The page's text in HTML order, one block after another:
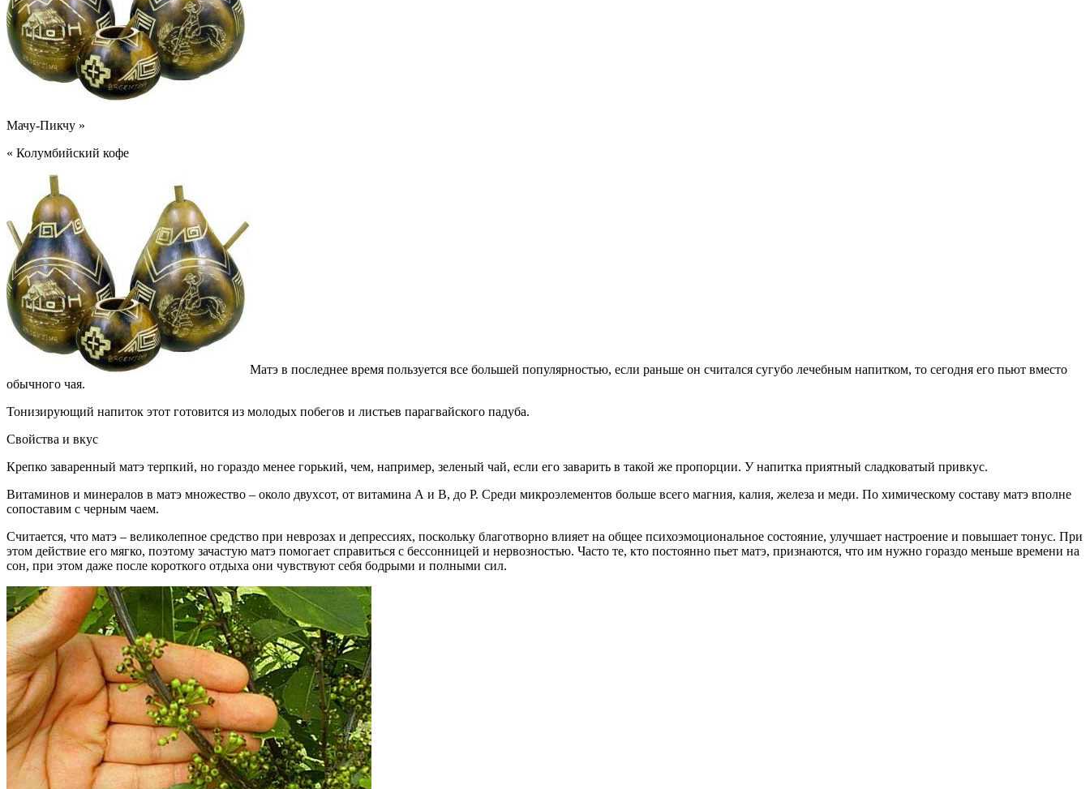
Мачу-Пикчу »
« Колумбийский кофе
Матэ в последнее время пользуется все большей популярностью, если раньше он считался сугубо лечебным напитком, то сегодня его пьют вместо
обычного чая.
Тонизирующий напиток этот готовится из молодых побегов и листьев парагвайского падуба.
Свойства и вкус
Крепко заваренный матэ терпкий, но гораздо менее горький, чем, например, зеленый чай, если его заварить в такой же пропорции. У напитка приятный сладковатый привкус.
Витаминов и минералов в матэ множество – около двухсот, от витамина А и В, до Р. Среди микроэлементов больше всего магния, калия, железа и меди. По химическому составу матэ вполне
сопоставим с черным чаем.
Считается, что матэ – великолепное средство при неврозах и депрессиях, поскольку благотворно влияет на общее психоэмоциональное состояние, улучшает настроение и повышает тонус. При
этом действие его мягко, поэтому зачастую матэ помогает справиться с бессонницей и нервозностью. Часто те, кто постоянно пьет матэ, признаются, что им нужно гораздо меньше времени на
сон, при этом даже после короткого отдыха они чувствуют себя бодрыми и полными сил.